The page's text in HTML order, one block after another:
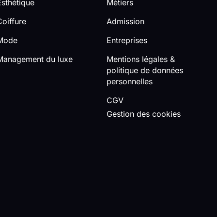
du luxe
Métiers
Admission
Entreprises
Mentions légales &
politique de données
personnelles
CGV
Gestion des cookies